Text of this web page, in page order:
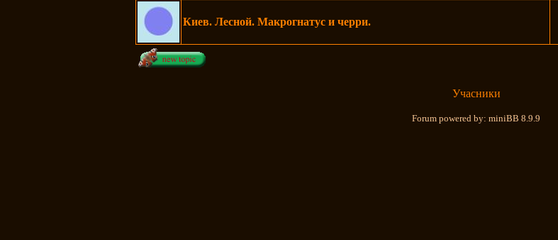
Киев. Лесной. Макрогнатус и черри.
Учасники
Forum powered by: miniBB 8.9.9